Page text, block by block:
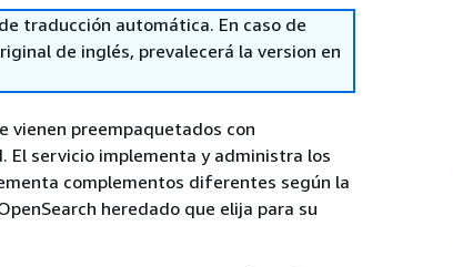
traducción automática. En caso de
de inglés, prevalecerá la version en
vienen preempaquetados con
El servicio implementa y administra los
complementos diferentes según la
heredado que elija para su